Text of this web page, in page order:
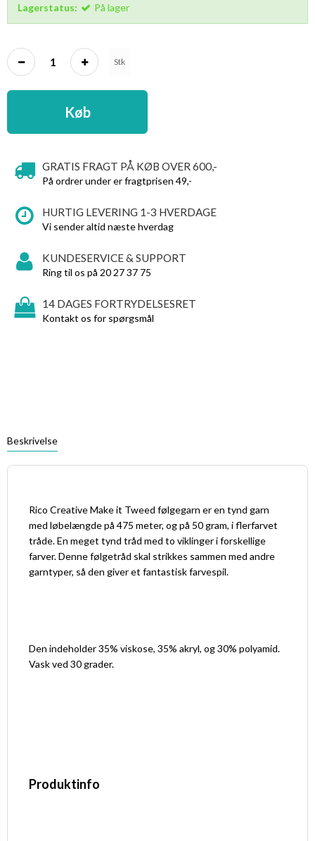
Lagerstatus: På lager
Stk
Køb
GRATIS FRAGT PÅ KØB OVER 600,-
På ordrer under er fragtprisen 49,-
HURTIG LEVERING 1-3 HVERDAGE
Vi sender altid næste hverdag
KUNDESERVICE & SUPPORT
Ring til os på 20 27 37 75
14 DAGES FORTRYDELSESRET
Kontakt os for spørgsmål
Beskrivelse
Rico Creative Make it Tweed følgegarn er en tynd garn
med løbelængde på 475 meter, og på 50 gram, i flerfarvet
tråde. En meget tynd tråd med to viklinger i forskellige
farver. Denne følgetråd skal strikkes sammen med andre
garntyper, så den giver et fantastisk farvespil.
Den indeholder 35% viskose, 35% akryl, og 30% polyamid.
Vask ved 30 grader.
Produktinfo